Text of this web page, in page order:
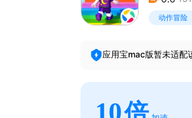
动作冒险
应用宝mac版暂未适配